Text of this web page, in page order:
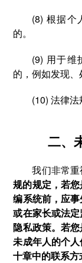
(8) 根据个
的。
(9) 用于维
的，例如发现、
(10) 法律法
二、
我们非常重
规的规定，若
编系统前，应
或在家长或法
隐私政策。若
未成年人的个
十章中的联系方